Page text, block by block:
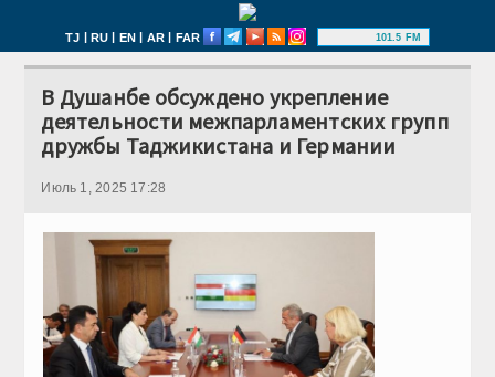
TJ | RU | EN | AR | FAR 101.5 FM
В Душанбе обсуждено укрепление
деятельности межпарламентских групп
дружбы Таджикистана и Германии
Июль 1, 2025 17:28